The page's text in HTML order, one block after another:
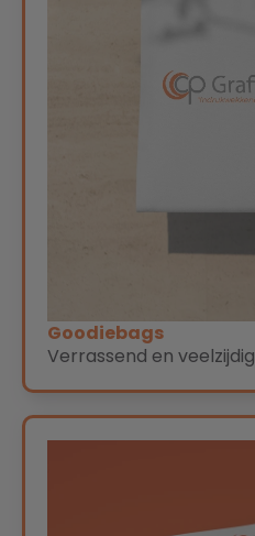
Goodiebags
Verrassend en veelzijdig